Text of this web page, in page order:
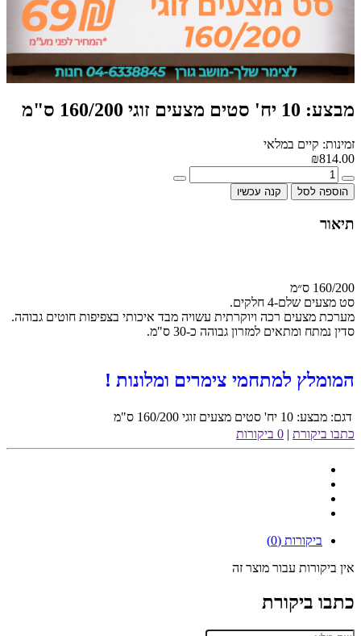
מבצע: 10 יח' סטים מצעים זוגי 160/200 ס"מ
זמינות: קיים במלאי
₪814.00
הוספה לסל קנה עכשיו
תיאור
160/200 ס״מ
סט מצעים שלם-4 חלקים.
מערכת מצעים רכה ויוקרתית עשויה מבד איכותי בצפיפות חוטים גבוהה.
סדין נמתח ומתאים למזרון גבוהה כ-30 ס"מ.
המומלץ למתחמי צימרים ומלונות !
דגם: מבצע: 10 יח' סטים מצעים זוגי 160/200 ס"מ
כתבו ביקורת | 0 ביקורות
ביקורות (0)
אין ביקורות עבור מוצר זה
כתבו ביקורת